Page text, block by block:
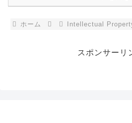
ホーム Intellectual
スポンサーリ